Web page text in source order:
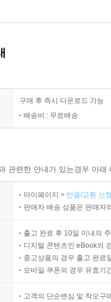
구매 후 즉시 다운로드 가능
배송비 : 무료배송
관련한 안내가 있는경우 아
마이페이지 > 반품/교환 신
판매자 배송 상품은 판매자
출고 완료 후 10일 이내의
디지털 콘텐츠인 eBook의
중고상품의 경우 출고 완료
모바일 쿠폰의 경우 유효기
고객의 단순변심 및 착오구